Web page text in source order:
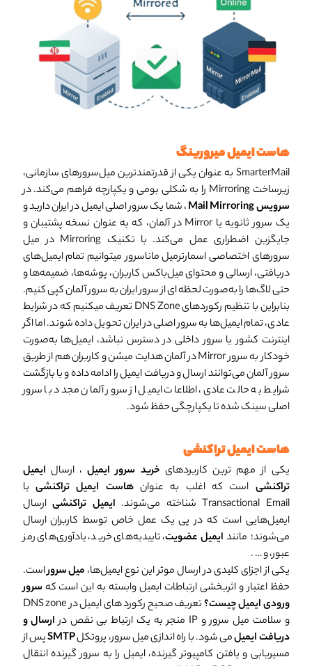
هاست ایمیل میرورینگ
SmarterMail به عنوان یکی از قدرتمندترین میل‌سرورهای سازمانی،
زیرساخت Mirroring را به شکلی بومی و یکپارچه فراهم می‌کند. در
سرویس Mail Mirroring
، شما یک سرور اصلی ایمیل در ایران دارید و
یک سرور ثانویه یا Mirror در آلمان، که به عنوان نسخه پشتیبان و
جایگزین اضطراری عمل می‌کند. با تکنیک Mirroring در میل
سرورهای اختصاصی اسمارترمیل ماناسرور میتوانیم تمام ایمیل‌های
دریافتی، ارسالی و محتوای میل‌باکس کاربران، پوشه‌ها، ضمیمه‌ها و
حتی لاگ‌ها را به‌صورت لحظه ای از سرور ایران به سرور آلمان کپی کنیم.
بنابراین با تنظیم رکوردهای DNS Zone تعریف میکنیم که در شرایط
عادی، تمام ایمیل‌ها به سرور اصلی در ایران تحویل داده شوند. اما اگر
اینترنت کشور یا سرور داخلی در دسترس نباشد، ایمیل‌ها به‌صورت
خودکار به سرور Mirror در آلمان هدایت میشن و کاربران هم از طریق
سرور آلمان می‌توانند ارسال و دریافت ایمیل را ادامه داده و با بازگشت
شرایط به حالت عادی، اطلاعات ایمیل از سرور آلمان مجدد با سرور
اصلی سینک شده تا یکپارچگی حفظ شود.
هاست ایمیل تراکنشی
یکی از مهم ترین کاربردهای خرید سرور ایمیل، ارسال ایمیل
تراکنشی است که اغلب به عنوانهاست ایمیل تراکنشی یا
Transactional Email شناخته می‌شوند.
ایمیل تراکنشیارسال
ایمیل‌هایی است که در پی یک عمل خاص توسط کاربران ارسال
می‌شوند؛ مانند ایمیل عضویت، تاییدیه‌های خرید، یادآوری‌های رمز
عبور، و … .
یکی از اجزای کلیدی در ارسال موثر این نوع ایمیل‌ها، میل سروراست.
حفظ اعتبار و اثربخشی ارتباطات ایمیل وابسته به این است که سرور
ورودی ایمیل چیست؟
تعریف صحیح رکورد های ایمیل در DNS zone
و سلامت میل سرور و IP منجر به یک ارتباط بی نقص در
ارسال و
دریافت ایمیلمی شود. با راه اندازی میل سرور، پروتکلSMTPپس از
مسیریابی و یافتن کامپیوتر گیرنده، ایمیل را به سرور گیرنده انتقال